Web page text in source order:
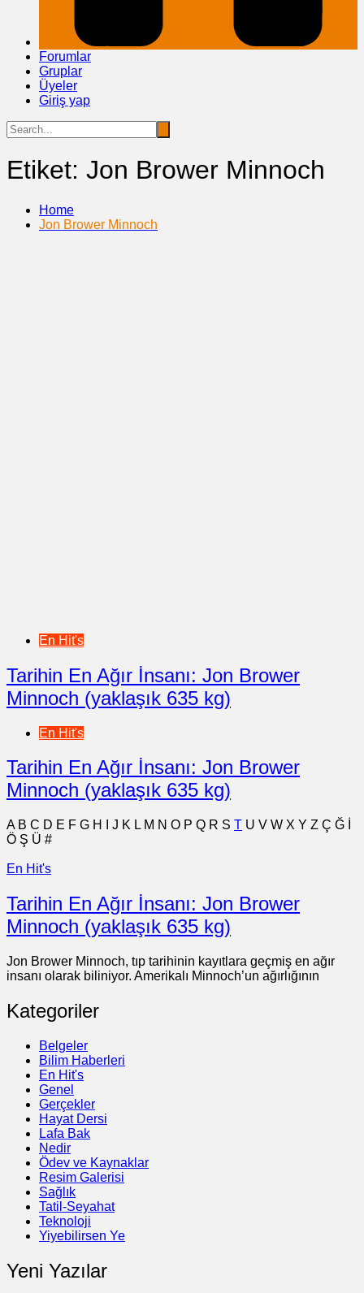
Forumlar
Gruplar
Üyeler
Giriş yap
Etiket: Jon Brower Minnoch
Home
Jon Brower Minnoch
En Hit's
Tarihin En Ağır İnsanı: Jon Brower
Minnoch (yaklaşık 635 kg)
En Hit's
Tarihin En Ağır İnsanı: Jon Brower
Minnoch (yaklaşık 635 kg)
A B C D E F G H J K L M N O P Q R S T U V W X Y Z Ç Ğ
Ö Ş Ü #
En Hit's
Tarihin En Ağır İnsanı: Jon Brower
Minnoch (yaklaşık 635 kg)
Jon Brower Minnoch, tıp tarihinin kayıtlara geçmiş en ağır
insanı olarak biliniyor. Amerikalı Minnoch’un ağırlığının
Kategoriler
Belgeler
Bilim Haberleri
En Hit's
Genel
Gerçekler
Hayat Dersi
Lafa Bak
Nedir
Ödev ve Kaynaklar
Resim Galerisi
Sağlık
Tatil-Seyahat
Teknoloji
Yiyebilirsen Ye
Yeni Yazılar